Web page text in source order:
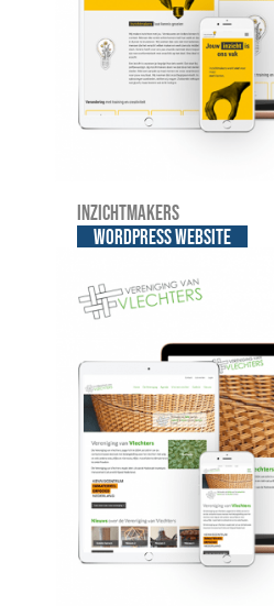
Inzichtmakers
WordPress website